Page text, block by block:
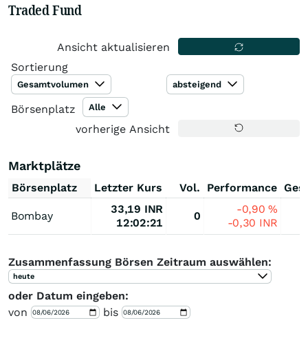
Traded Fund
Ansicht aktualisieren
Sortierung
Gesamtvolumen absteigend
Börsenplatz Alle
vorherige Ansicht
Marktplätze
Börsenplatz Letzter Kurs Vol. Performance
Bombay
33,19 INR
12:02:21
0
-0,90%
-0,30 INR
Zusammenfassung Börsen Zeitraum auswählen:
heute
oder Datum eingeben:
von
bis